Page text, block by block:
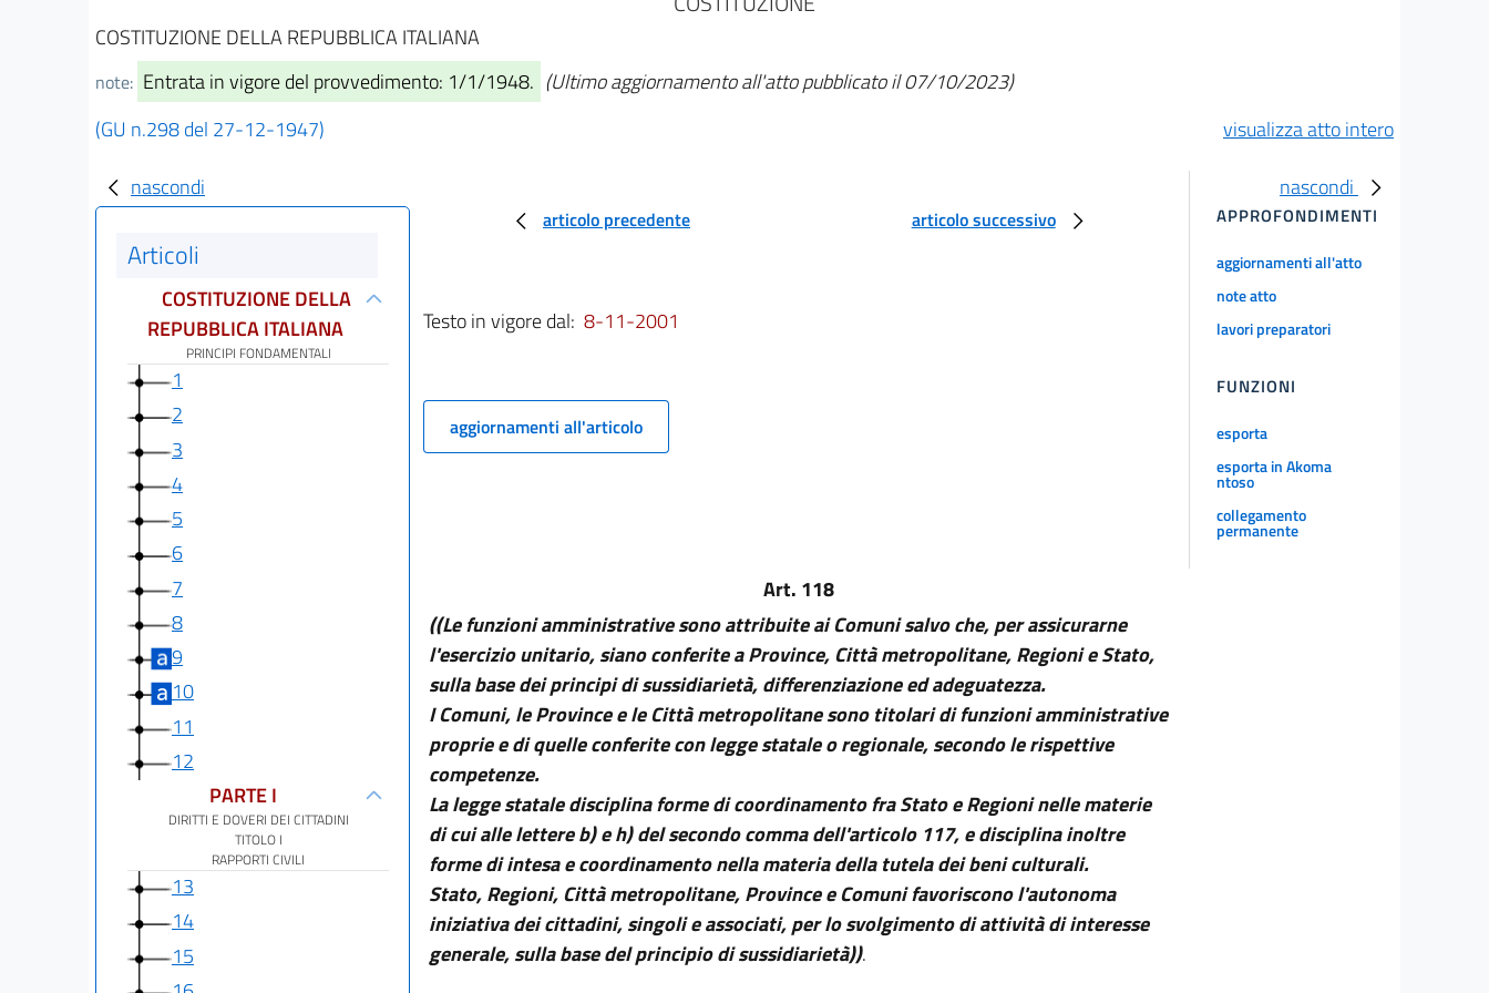
COSTITUZIONE DELLA REPUBBLICA ITALIANA
note: Entrata in vigore del provvedimento: 1/1/1948. (Ultimo aggiornamento all'atto pubblicato il 07/10/2023)
(GU n.298 del 27-12-1947)
visualizza atto intero
nascondi
Articoli
COSTITUZIONE DELLA
REPUBBLICA ITALIANA
PRINCIPI FONDAMENTALI
1
2
3
4
5
6
7
8
9
10
11
12
PARTE I
DIRITTI E DOVERI DEI CITTADINI
TITOLO I
RAPPORTI CIVILI
13
14
15
articolo precedente articolo successivo
Testo in vigore dal: 8-11-2001
aggiornamenti all'articolo
Art. 118
((Le funzioni amministrative sono attribuite ai Comuni salvo che, per assicurarne
l'esercizio unitario, siano conferite a Province, Città metropolitane, Regioni e Stato,
sulla base dei principi di sussidiarietà, differenziazione ed adeguatezza.
I Comuni, le Province e le Città metropolitane sono titolari di funzioni amministrative
proprie e di quelle conferite con legge statale o regionale, secondo le rispettive
competenze.
La legge statale disciplina forme di coordinamento fra Stato e Regioni nelle materie
di cui alle lettere b) e h) del secondo comma dell'articolo 117, e disciplina inoltre
forme di intesa e coordinamento nella materia della tutela dei beni culturali.
Stato, Regioni, Città metropolitane, Province e Comuni favoriscono l'autonoma
iniziativa dei cittadini, singoli e associati, per lo svolgimento di attività di interesse
generale, sulla base del principio di sussidiarietà)).
nascondi
APPROFONDIMENTI
aggiornamenti all'atto
note atto
lavori preparatori
FUNZIONI
esporta
esporta in Akoma
ntoso
collegamento
permanente